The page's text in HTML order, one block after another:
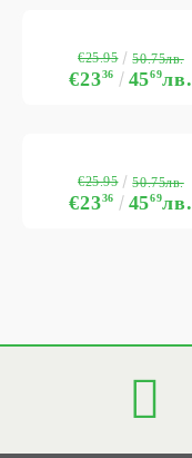
€2336 4569лв.
€25.95 50.75лв.
€2336 4569лв.
€25.95 50.75лв.